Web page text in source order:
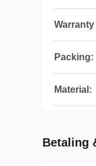
Packing:
Material:
Betaling